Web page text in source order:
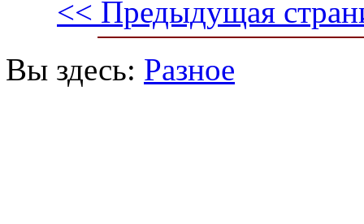
<< Предыдущая
Вы здесь: Разное